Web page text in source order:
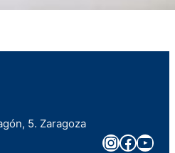
5. Zaragoza